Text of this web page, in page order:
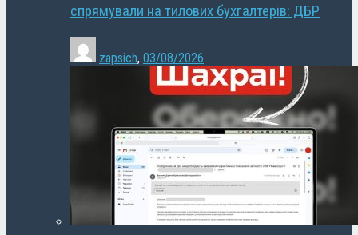
спрямували на тилових бухгалтерів: ДБР
zapsich, 03/08/2026